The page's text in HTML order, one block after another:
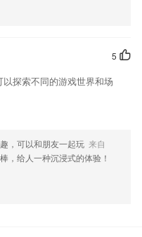
5
探索不同的游戏世界和场
，可以和朋友一起玩 来自
，给人一种沉浸式的体验！